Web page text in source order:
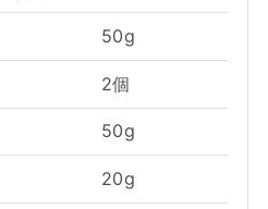
50g
2個
50g
20g